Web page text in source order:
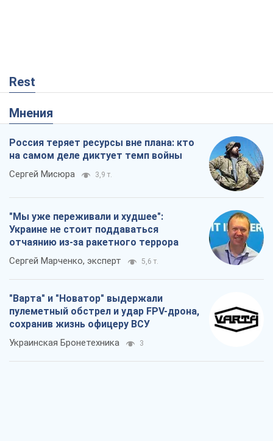
Rest
Мнения
Россия теряет ресурсы вне плана: кто
на самом деле диктует темп войны
Сергей Мисюра 3,9 т.
"Мы уже переживали и худшее":
Украине не стоит поддаваться
отчаянию из-за ракетного террора
Сергей Марченко, эксперт 5,6 т.
"Варта" и "Новатор" выдержали
пулеметный обстрел и удар FPV-дрона,
сохранив жизнь офицеру ВСУ
Украинская Бронетехника 3